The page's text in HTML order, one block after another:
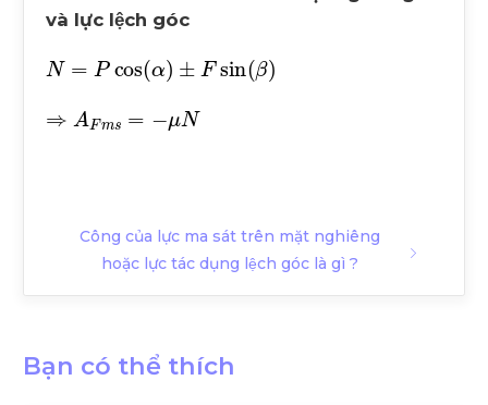
và lực lệch góc
N= cos ± sin β
F
Công của lực ma sát trên mặt nghiêng
hoặc lực tác dụng lệch góc là gì ?
Bạn có thể thích